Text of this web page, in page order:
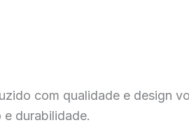
com qualidade e design
e durabilidade.